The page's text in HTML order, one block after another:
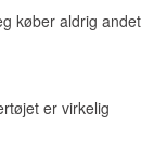
køber aldrig andet
er virkelig